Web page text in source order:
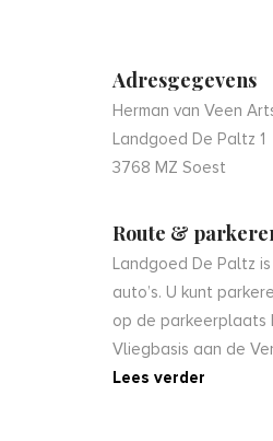
Adresgegevens
Herman van Veen
Landgoed De Paltz 1
3768 MZ Soest
Route &
Landgoed De Paltz
auto’s. U kunt
op de parkeerplaats
Vliegbasis aan de
Lees verder